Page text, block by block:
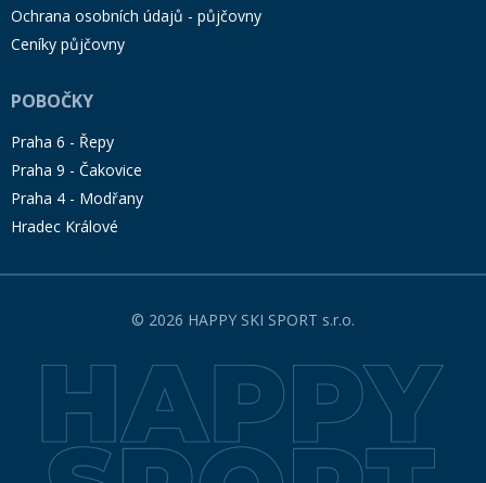
Ochrana osobních údajů - půjčovny
Ceníky půjčovny
POBOČKY
Praha 6 - Řepy
Praha 9 - Čakovice
Praha 4 - Modřany
Hradec Králové
© 2026 HAPPY SKI SPORT s.r.o.